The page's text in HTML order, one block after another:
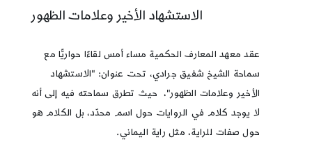
الاستشهاد الأخير وعلامات الظهور
عقد معهد المعارف الحكمية مساء أمس لقاءًا حواريًّا مع
سماحة الشيخ شفيق جرادي، تحت عنوان: "الاستشهاد
الأخير وعلامات الظهور"، حيث تطرق سماحته فيه إلى أنه
لا يوجد كلام في الروايات حول اسم محدّد، بل الكلام هو
حول صفات للراية، مثل راية اليماني.